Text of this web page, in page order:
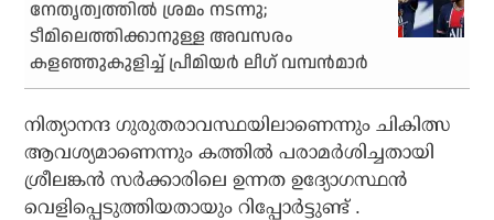
നേതൃത്വത്തില്‍ ശ്രമം നടന്നു;
ടീമിലെത്തിക്കാനുള്ള അവസരം
കളഞ്ഞുകുളിച്ച് പ്രീമിയര്‍ ലീഗ് വമ്പന്‍മാര്‍
നിത്യാനന്ദ ഗുരുതരാവസ്ഥയിലാണെന്നും ചികിത്സ
ആവശ്യമാണെന്നും കത്തില്‍ പരാമര്‍ശിച്ചതായി
ശ്രീലങ്കന്‍ സര്‍ക്കാരിലെ ഉന്നത ഉദ്യോഗസ്ഥന്‍
വെളിപ്പെടുത്തിയതായും റിപ്പോര്‍ട്ടുണ്ട് .